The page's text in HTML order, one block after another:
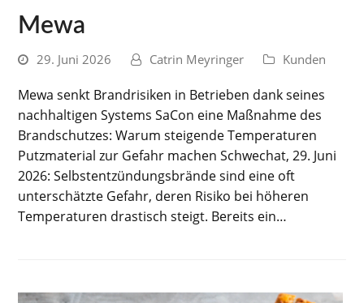
Mewa
29. Juni 2026 Catrin Meyringer Kunden
Mewa senkt Brandrisiken in Betrieben dank seines
nachhaltigen Systems SaCon eine Maßnahme des
Brandschutzes: Warum steigende Temperaturen
Putzmaterial zur Gefahr machen Schwechat, 29. Juni
2026: Selbstentzündungsbrände sind eine oft
unterschätzte Gefahr, deren Risiko bei höheren
Temperaturen drastisch steigt. Bereits ein…